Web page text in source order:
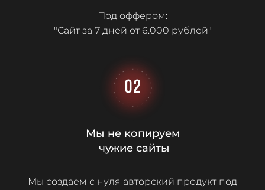
Под оффером:
"Сайт за 7 дней от 6.000 рублей"
Мы не копируем
чужие сайты
Мы создаем с нуля авторский продукт под